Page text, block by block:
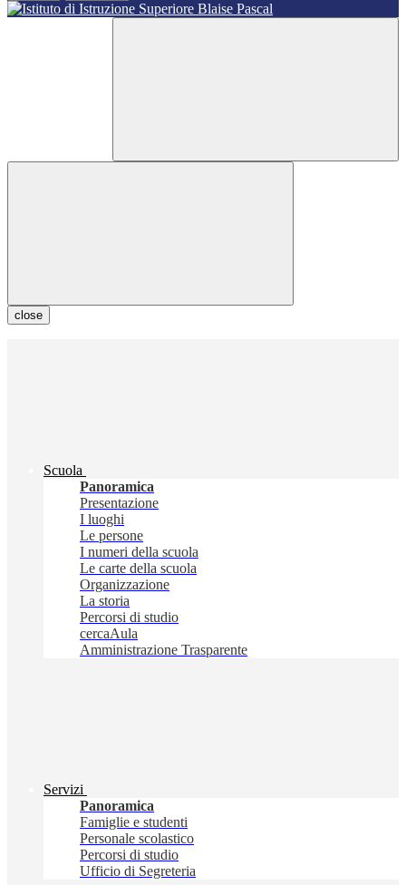
close
Scuola
Panoramica
Presentazione
I luoghi
Le persone
I numeri della scuola
Le carte della scuola
Organizzazione
La storia
Percorsi di studio
cercaAula
Amministrazione Trasparente
Servizi
Panoramica
Famiglie e studenti
Personale scolastico
Percorsi di studio
Ufficio di Segreteria